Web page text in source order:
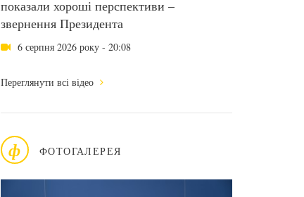
показали хороші перспективи –
звернення Президента
6 серпня 2026 року - 20:08
Переглянути всі відео
ф ФОТОГАЛЕРЕЯ